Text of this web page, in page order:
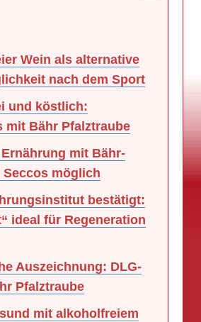
Wein als alternative
nach dem Sport
und köstlich:
mit Bähr Pfalztraube
mit Bähr-
Seccos möglich
bestätigt:
ideal für Regeneration
Auszeichnung: DLG-
Pfalztraube
mit alkoholfreiem